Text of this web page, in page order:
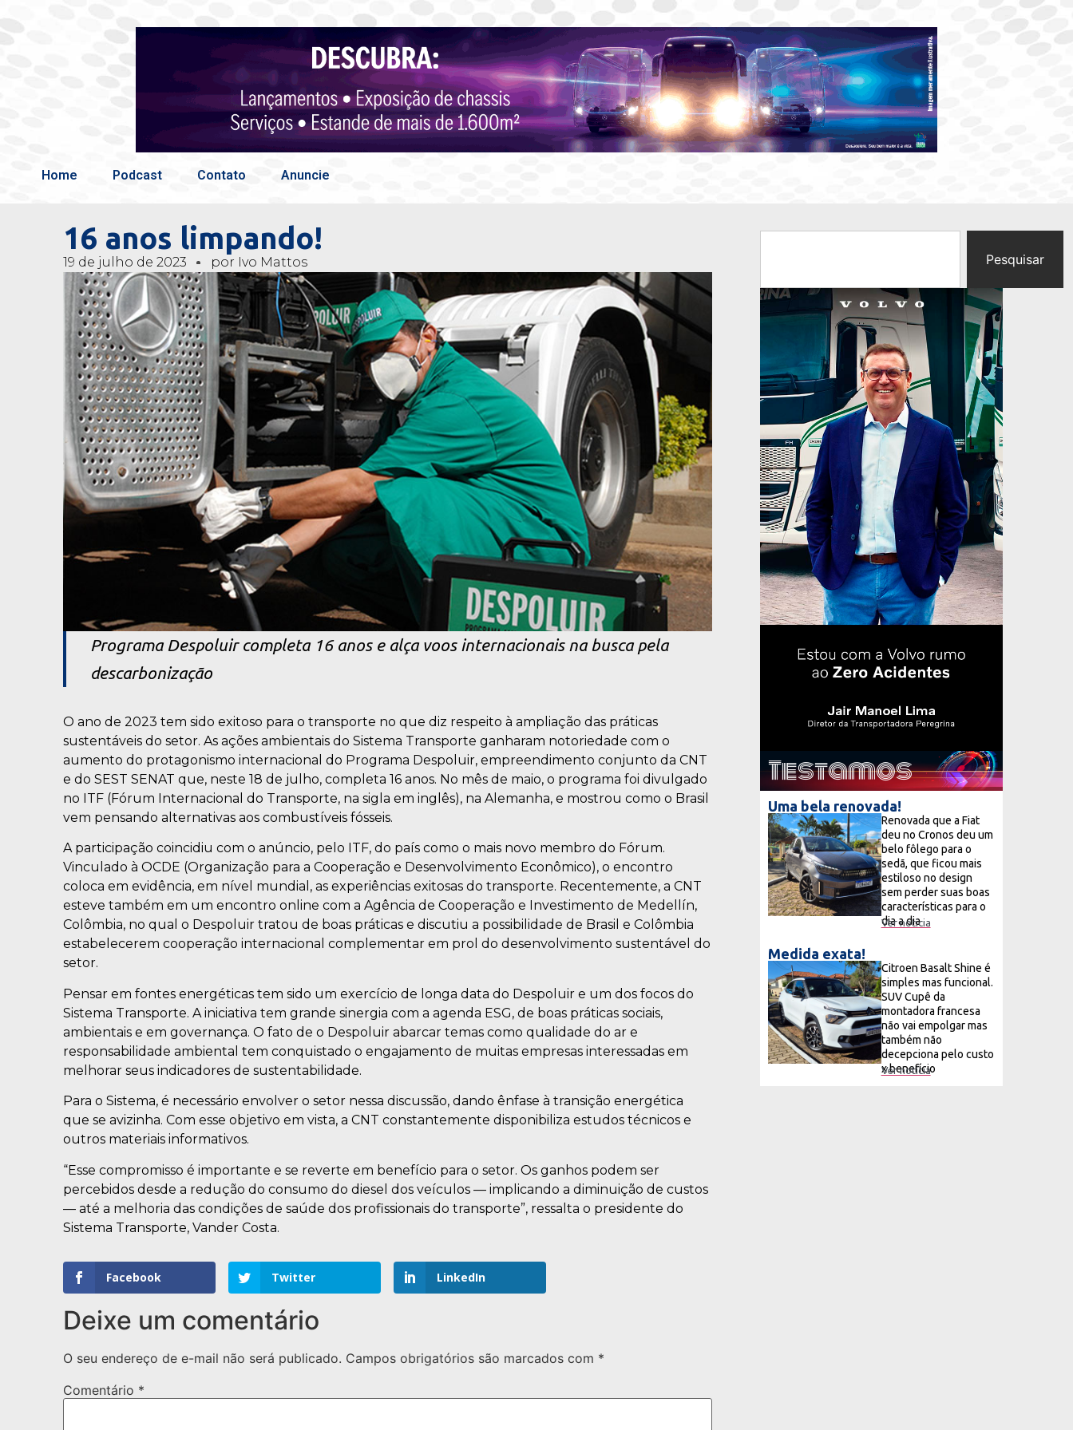
Home Podcast Contato Anuncie
16 anos limpando!
19 de julho de 2023 por Ivo Mattos
Programa Despoluir completa 16 anos e alça voos internacionais na busca pela
descarbonização
O ano de 2023 tem sido exitoso para o transporte no que diz respeito à ampliação das práticas
sustentáveis do setor. As ações ambientais do Sistema Transporte ganharam notoriedade com o
aumento do protagonismo internacional do Programa Despoluir, empreendimento conjunto da CNT
e do SEST SENAT que, neste 18 de julho, completa 16 anos. No mês de maio, o programa foi divulgado
no ITF (Fórum Internacional do Transporte, na sigla em inglês), na Alemanha, e mostrou como o Brasil
vem pensando alternativas aos combustíveis fósseis.
A participação coincidiu com o anúncio, pelo ITF, do país como o mais novo membro do Fórum.
Vinculado à OCDE (Organização para a Cooperação e Desenvolvimento Econômico), o encontro
coloca em evidência, em nível mundial, as experiências exitosas do transporte. Recentemente, a CNT
esteve também em um encontro online com a Agência de Cooperação e Investimento de Medellín,
Colômbia, no qual o Despoluir tratou de boas práticas e discutiu a possibilidade de Brasil e Colômbia
estabelecerem cooperação internacional complementar em prol do desenvolvimento sustentável do
setor.
Pensar em fontes energéticas tem sido um exercício de longa data do Despoluir e um dos focos do
Sistema Transporte. A iniciativa tem grande sinergia com a agenda ESG, de boas práticas sociais,
ambientais e em governança. O fato de o Despoluir abarcar temas como qualidade do ar e
responsabilidade ambiental tem conquistado o engajamento de muitas empresas interessadas em
melhorar seus indicadores de sustentabilidade.
Para o Sistema, é necessário envolver o setor nessa discussão, dando ênfase à transição energética
que se avizinha. Com esse objetivo em vista, a CNT constantemente disponibiliza estudos técnicos e
outros materiais informativos.
“Esse compromisso é importante e se reverte em benefício para o setor. Os ganhos podem ser
percebidos desde a redução do consumo do diesel dos veículos — implicando a diminuição de custos
— até a melhoria das condições de saúde dos profissionais do transporte”, ressalta o presidente do
Sistema Transporte, Vander Costa.
Facebook Twitter LinkedIn
Deixe um comentário
O seu endereço de e-mail não será publicado. Campos obrigatórios são marcados com *
Comentário *
Pesquisar
Testamos
Uma bela renovada!
Renovada que a Fiat
deu no Cronos deu um
belo fôlego para o
sedã, que ficou mais
estiloso no design
sem perder suas boas
características para o
dia a dia
Ver notícia
Medida exata!
Citroen Basalt Shine é
simples mas funcional.
SUV Cupê da
montadora francesa
não vai empolgar mas
também não
decepciona pelo custo
x benefício
Ver notícia